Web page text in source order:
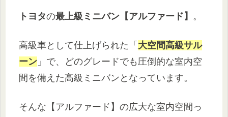
トヨタの最上級ミニバン【アルファード】 。
高級車として仕上げられた「 大空間高級サル
ーン 」で、どのグレードでも圧倒的な室内空
間を備えた高級ミニバンとなっています。
そんな【アルファード】の広大な室内空間っ